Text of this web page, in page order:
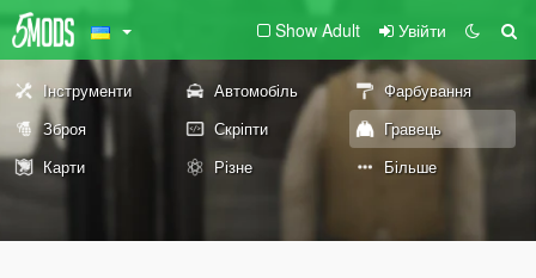
Show Adult Увійти
Інструменти Автомобіль
Фарбування
Зброя
Скріпти
Гравець
Карти
Різне Більше